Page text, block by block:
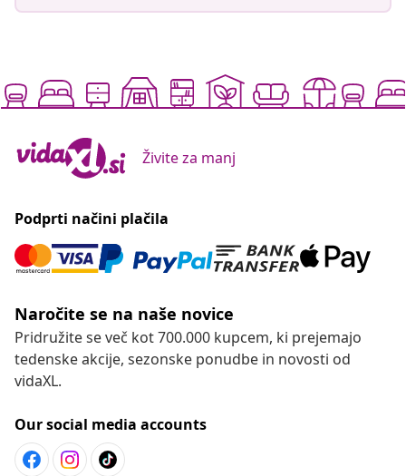
Živite za manj
Podprti načini plačila
Naročite se na naše novice
Pridružite se več kot 700.000 kupcem, ki prejemajo
tedenske akcije, sezonske ponudbe in novosti od
vidaXL.
Our social media accounts